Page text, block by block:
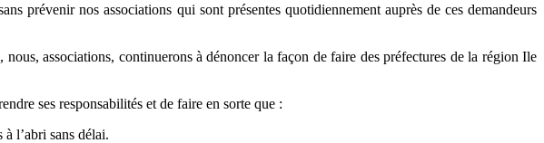
prévenir nos associations qui sont présentes quotidiennement auprès de ces demandeurs
associations, continuerons à dénoncer la façon de faire des préfectures de la région Ile
ses responsabilités et de faire en sorte que :
l’abri sans délai.